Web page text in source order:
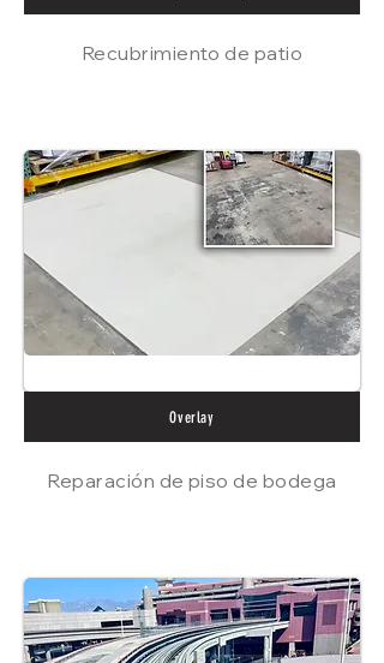
Recubrimiento de patio
Overlay
Reparación de piso de bodega